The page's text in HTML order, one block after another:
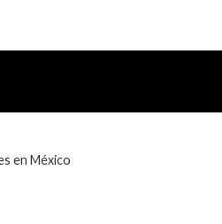
en México